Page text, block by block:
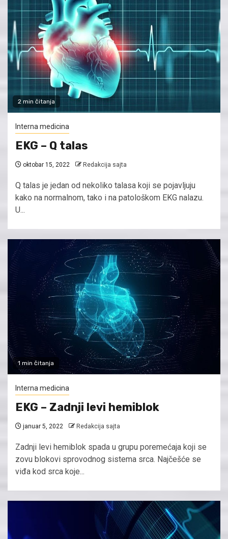
2 min čitanja
Interna medicina
EKG – Q talas
oktobar 15, 2022 Redakcija sajta
Q talas je jedan od nekoliko talasa koji se pojavljuju
kako na normalnom, tako i na patološkom EKG nalazu.
U...
1 min čitanja
Interna medicina
EKG – Zadnji levi hemiblok
januar 5, 2022 Redakcija sajta
Zadnji levi hemiblok spada u grupu poremećaja koji se
zovu blokovi sprovodnog sistema srca. Najčešće se
viđa kod srca koje...